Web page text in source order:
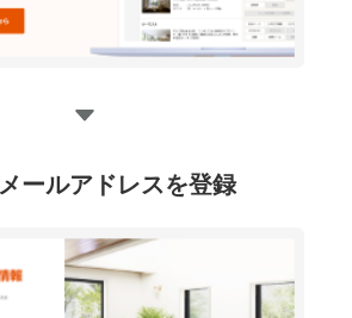
メールアドレスを登録